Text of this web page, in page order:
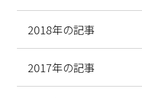
2018年の記事
2017年の記事